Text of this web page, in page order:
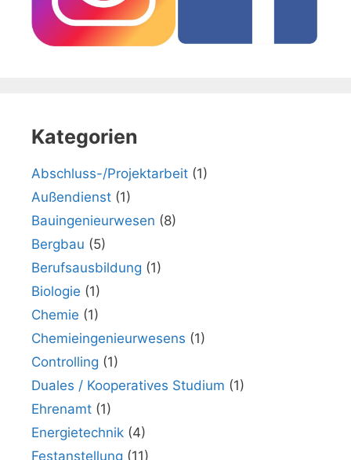
Kategorien
Abschluss-/Projektarbeit (1)
Außendienst (1)
Bauingenieurwesen (8)
Bergbau (5)
Berufsausbildung (1)
Biologie (1)
Chemie (1)
Chemieingenieurwesens (1)
Controlling (1)
Duales / Kooperatives Studium (1)
Ehrenamt (1)
Energietechnik (4)
Festanstellung (11)